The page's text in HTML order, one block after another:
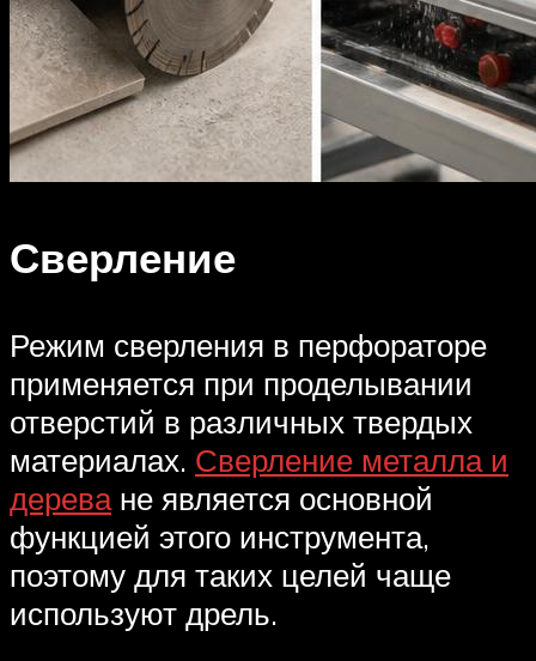
Сверление
Режим сверления в перфораторе
применяется при проделывании
отверстий в различных твердых
материалах. Сверление металла и
дереване является основной
функцией этого инструмента,
поэтому для таких целей чаще
используют дрель.